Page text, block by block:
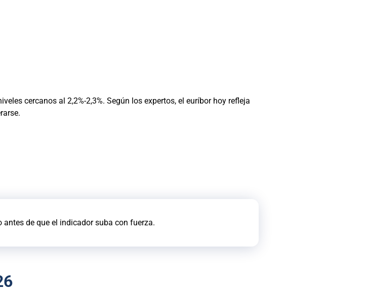
cercanos al 2,2%-2,3%. Según los expertos, el euríbor hoy refleja
de que el indicador suba con fuerza.